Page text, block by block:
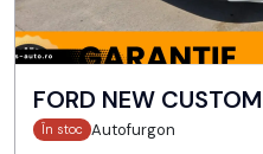
FORD NEW
În stoc Autofurgon